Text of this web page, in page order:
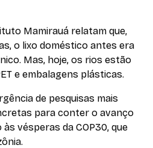
Mamirauá relatam que,
o lixo doméstico antes era
Mas, hoje, os rios estão
e embalagens plásticas.
de pesquisas mais
para conter o avanço
vésperas da COP30, que